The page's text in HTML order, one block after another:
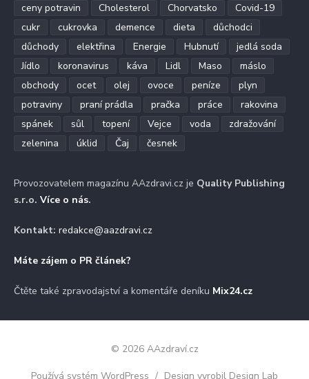
ceny potravin
Cholesterol Chorvatsko
Covid-19
cukr
cukrovka demence dieta
důchodci
důchody
elektřina Energie Hubnutí
jedlá soda
Jídlo
koronavirus káva Lidl Maso
máslo
obchody
ocet olej ovoce peníze
plyn
potraviny
praní prádla pračka práce
rakovina
spánek
sůl topení Vejce voda
zdražování
zelenina
úklid Čaj česnek
Provozovatelem magazínu AAzdravi.cz je Quality Publishing
s.r.o. Více o nás.
Kontakt: redakce@aazdravi.cz
Máte zájem o PR článek?
Čtěte také zpravodajství a komentáře deníku Mix24.cz
© 2026 AAzdraví.cz
Používá systém WordPress / Design vyrobil Design Lab